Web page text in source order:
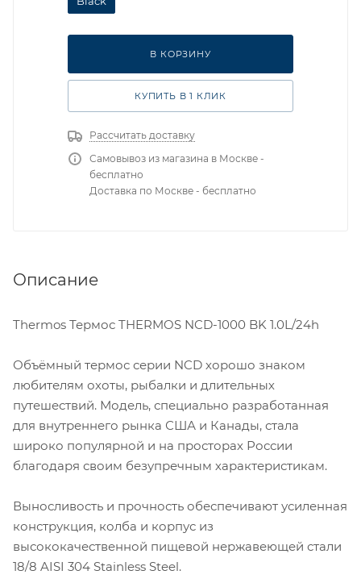
В КОРЗИНУ
КУПИТЬ В 1 КЛИК
Рассчитать доставку
Самовывоз из магазина в Москве -
бесплатно
Доставка по Москве - бесплатно
Описание
Thermos Термос THERMOS NCD-1000 BK 1.0L/24h
Объёмный термос серии NCD хорошо знаком
любителям охоты, рыбалки и длительных
путешествий. Модель, специально разработанная
для внутреннего рынка США и Канады, стала
широко популярной и на просторах России
благодаря своим безупречным характеристикам.
Выносливость и прочность обеспечивают усиленная
конструкция, колба и корпус из
высококачественной пищевой нержавеющей стали
18/8 AISI 304 Stainless Steel.